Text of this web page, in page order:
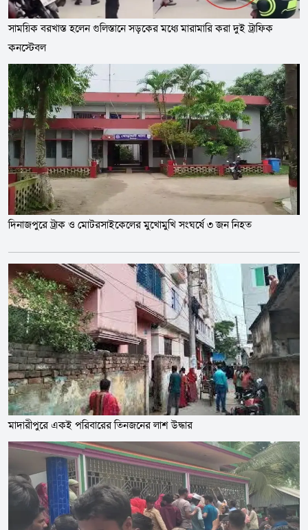
সাময়িক বরখাস্ত হলেন গুলিস্তানে সড়কের মধ্যে মারামারি করা দুই ট্রাফিক
কনস্টেবল
দিনাজপুরে ট্রাক ও মোটরসাইকেলের মুখোমুখি সংঘর্ষে ৩ জন নিহত
মাদারীপুরে একই পরিবারের তিনজনের লাশ উদ্ধার